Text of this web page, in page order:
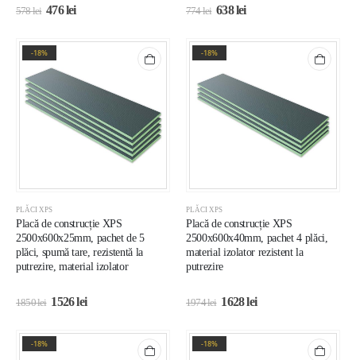
578lei 476lei 774lei 638lei
-18%
PLĂCI XPS
Placă de construcție XPS
2500x600x25mm, pachet de 5
plăci, spumă tare, rezistentă la
putrezire, material izolator
1850lei 1526lei
-18%
PLĂCI XPS
Placă de construcție XPS
2500x600x40mm, pachet 4 plăci,
material izolator rezistent la
putrezire
1974lei 1628lei
-18% -18%